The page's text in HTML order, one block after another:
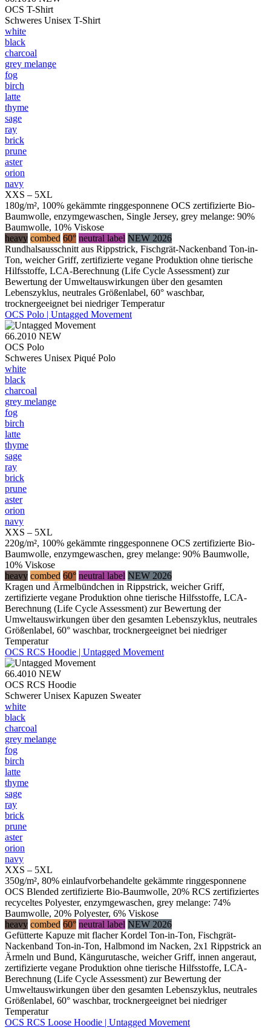
OCS T-Shirt
Schweres Unisex T-Shirt
white
black
charcoal
grey melange
fog
birch
latte
thyme
sage
ray
brick
prune
aster
orion
navy
XXS – 5XL
180g/m², 100% gekämmte ringgesponnene OCS zertifizierte Bio-
Baumwolle, enzymgewaschen, Single Jersey, grey melange: 90%
Baumwolle, 10% Viskose
heavy combed 60° neutral label NEW 2026
Rundhalsausschnitt aus Rippstrick, Fischgrät-Nackenband Ton-in-
Ton, weicher Griff, zertifizierte vegane Produktion ohne tierische
Hilfsstoffe, LCA-Berechnung (Life Cycle Assessment) zur
Bewertung der Umweltauswirkungen über den gesamten
Lebenszyklus, neutrales Größenlabel, 60° waschbar,
trocknergeeignet bei niedriger Temperatur
OCS Polo | Untagged Movement
66.2010 NEW
OCS Polo
Schweres Unisex Piqué Polo
white
black
charcoal
grey melange
fog
birch
latte
thyme
sage
ray
brick
prune
aster
orion
navy
XXS – 5XL
220g/m², 100% gekämmte ringgesponnene OCS zertifizierte Bio-
Baumwolle, enzymgewaschen, grey melange: 90% Baumwolle,
10% Viskose
heavy combed 60° neutral label NEW 2026
Kragen und Ärmelbündchen in Rippstrick, weicher Griff,
zertifizierte vegane Produktion ohne tierische Hilfsstoffe, LCA-
Berechnung (Life Cycle Assessment) zur Bewertung der
Umweltauswirkungen über den gesamten Lebenszyklus, neutrales
Größenlabel, 60° waschbar, trocknergeeignet bei niedriger
Temperatur
OCS RCS Hoodie | Untagged Movement
66.4010 NEW
OCS RCS Hoodie
Schwerer Unisex Kapuzen Sweater
white
black
charcoal
grey melange
fog
birch
latte
thyme
sage
ray
brick
prune
aster
orion
navy
XXS – 5XL
350g/m², 80% einlaufvorbehandelte gekämmte ringgesponnene
OCS Blended zertifizierte Bio-Baumwolle, 20% RCS zertifiziertes
recyceltes Polyester, enzymgewaschen, grey melange: 74%
Baumwolle, 20% Polyester, 6% Viskose
heavy combed 60° neutral label NEW 2026
Gefütterte Kapuze mit flacher Kordel Ton-in-Ton, Fischgrät-
Nackenband Ton-in-Ton, Halbmond im Nacken, 2x1 Rippstrick an
Ärmeln und Bund, Kängurutasche, weicher Griff, innen angeraut,
zertifizierte vegane Produktion ohne tierische Hilfsstoffe, LCA-
Berechnung (Life Cycle Assessment) zur Bewertung der
Umweltauswirkungen über den gesamten Lebenszyklus, neutrales
Größenlabel, 60° waschbar, trocknergeeignet bei niedriger
Temperatur
OCS RCS Loose Hoodie | Untagged Movement